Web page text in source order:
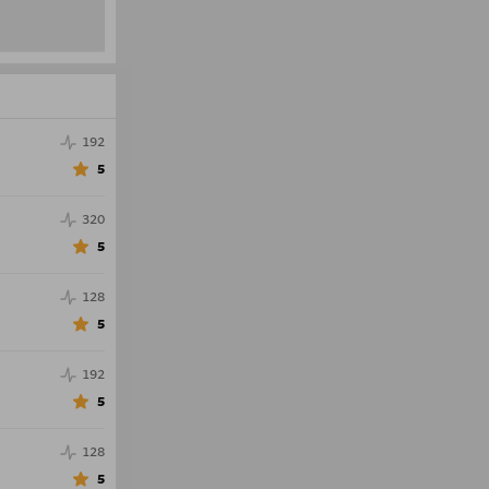
192
5
320
5
128
5
192
5
128
5